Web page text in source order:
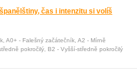
čas i intenzitu si volíš
A0+ - Falešný začátečník, A2 - Mírně
pokročilý, B2 - Vyšší-středně pokročilý